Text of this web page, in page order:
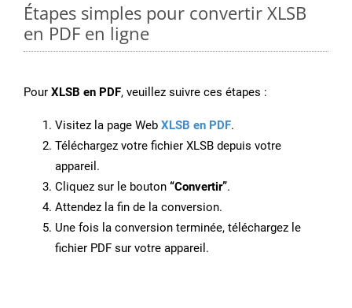
Étapes simples pour convertir XLSB
en PDF en ligne
Pour XLSB en PDF, veuillez suivre ces étapes :
Visitez la page Web XLSB en PDF.
Téléchargez votre fichier XLSB depuis votre
appareil.
Cliquez sur le bouton “Convertir”.
Attendez la fin de la conversion.
Une fois la conversion terminée, téléchargez le
fichier PDF sur votre appareil.